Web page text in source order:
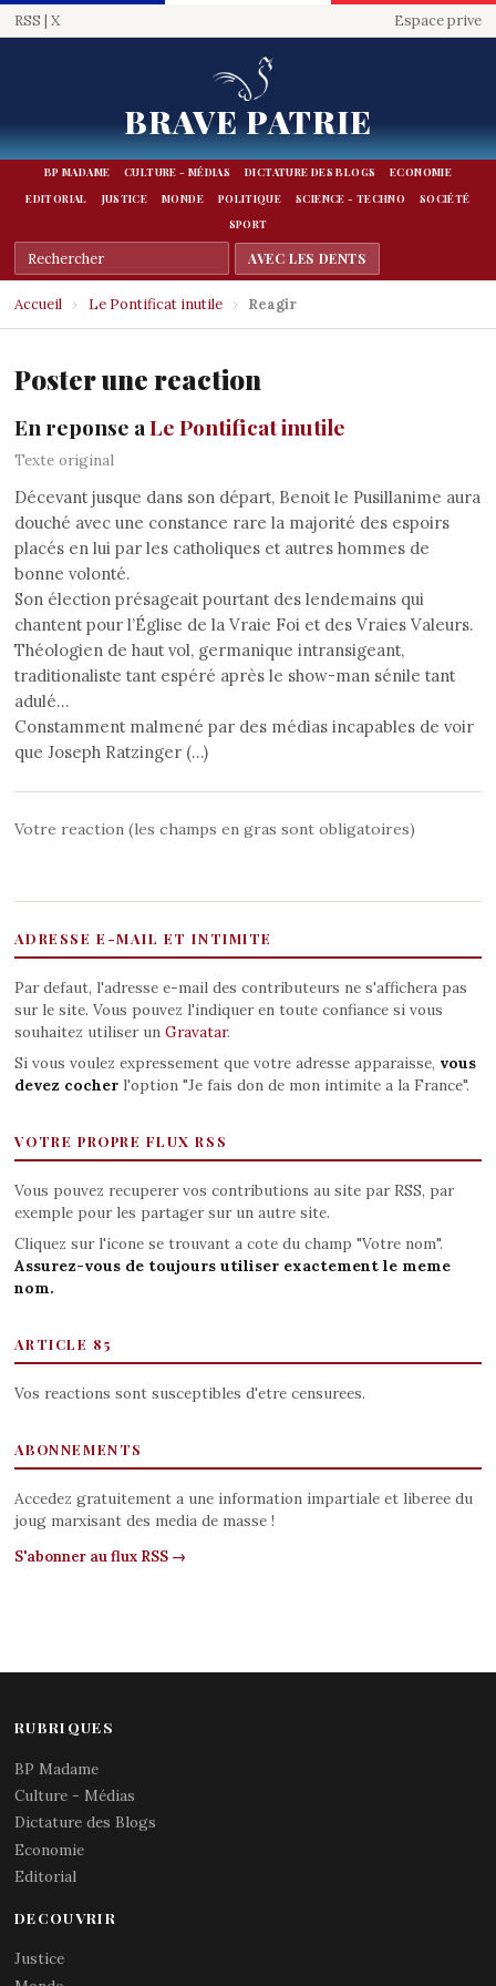
RSS | X Espace prive
BRAVE PATRIE
BP MADAME CULTURE - MÉDIAS DICTATURE DES BLOGS
ECONOMIE
EDITORIAL
JUSTICE MONDE POLITIQUE SCIENCE - TECHNO
SOCIÉTÉ
SPORT
Accueil › Le Pontificat inutile › Reagir
Poster une reaction
En reponse aLe Pontificat inutile
Texte original
Décevant jusque dans son départ, Benoit le Pusillanime aura
douché avec une constance rare la majorité des espoirs
placés en lui par les catholiques et autres hommes de
bonne volonté.
Son élection présageait pourtant des lendemains qui
chantent pour l’Église de la Vraie Foi et des Vraies Valeurs.
Théologien de haut vol, germanique intransigeant,
traditionaliste tant espéré après le show-man sénile tant
adulé…
Constamment malmené par des médias incapables de voir
que Joseph Ratzinger (…)
Votre reaction (les champs en gras sont obligatoires)
ADRESSE E-MAIL ET INTIMITE
Par defaut, l'adresse e-mail des contributeurs ne s'affichera pas
sur le site. Vous pouvez l'indiquer en toute confiance si vous
souhaitez utiliser un Gravatar.
Si vous voulez expressement que votre adresse apparaisse, vous
devez cocherl'option "Je fais don de mon intimite a la France".
VOTRE PROPRE FLUX RSS
Vous pouvez recuperer vos contributions au site par RSS, par
exemple pour les partager sur un autre site.
Cliquez sur l'icone se trouvant a cote du champ "Votre nom".
Assurez-vous de toujours utiliser exactement le meme
nom.
ARTICLE 85
Vos reactions sont susceptibles d'etre censurees.
ABONNEMENTS
Accedez gratuitement a une information impartiale et liberee du
joug marxisant des media de masse !
S'abonner au flux RSS →
RUBRIQUES
BP Madame
Culture - Médias
Dictature des Blogs
Economie
Editorial
DECOUVRIR
Justice